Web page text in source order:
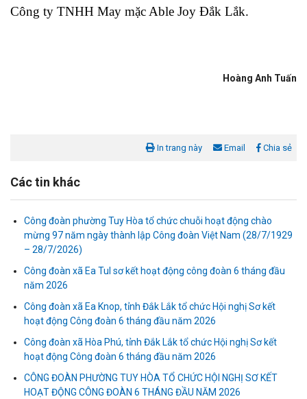
Công ty TNHH May mặc Able Joy Đắk Lắk.
Hoàng Anh Tuấn
In trang này Email Chia sẻ
Các tin khác
Công đoàn phường Tuy Hòa tổ chức chuỗi hoạt động chào
mừng 97 năm ngày thành lập Công đoàn Việt Nam (28/7/1929
– 28/7/2026)
Công đoàn xã Ea Tul sơ kết hoạt động công đoàn 6 tháng đầu
năm 2026
Công đoàn xã Ea Knop, tỉnh Đắk Lắk tổ chức Hội nghị Sơ kết
hoạt động Công đoàn 6 tháng đầu năm 2026
Công đoàn xã Hòa Phú, tỉnh Đắk Lắk tổ chức Hội nghị Sơ kết
hoạt động Công đoàn 6 tháng đầu năm 2026
CÔNG ĐOÀN PHƯỜNG TUY HÒA TỔ CHỨC HỘI NGHỊ SƠ KẾT
HOẠT ĐỘNG CÔNG ĐOÀN 6 THÁNG ĐẦU NĂM 2026
Liên đoàn Lao động tỉnh tổ chức trao kinh phí hỗ trợ xây dựng nhà
Mái ấm Công đoàn cho đoàn viên công đoàn có hoàn cảnh...
Bàn giao Mái ấm công đoàn cho 2 đoàn viên thuộc Công đoàn
phường Tân An